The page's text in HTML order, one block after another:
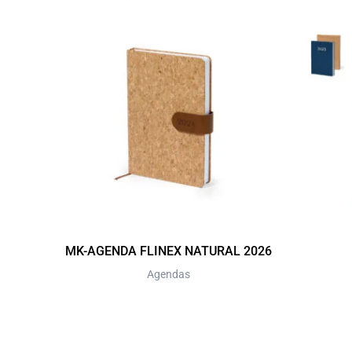
MK-AGENDA FLINEX NATURAL 2026
Agendas